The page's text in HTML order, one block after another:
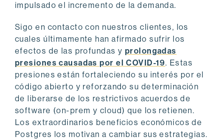
impulsado el incremento de la demanda.
Sigo en contacto con nuestros clientes, los
cuales últimamente han afirmado sufrir los
efectos de las profundas y prolongadas
presiones causadas por el COVID-19. Estas
presiones están fortaleciendo su interés por el
código abierto y reforzando su determinación
de liberarse de los restrictivos acuerdos de
software (on-prem y cloud) que los retienen.
Los extraordinarios beneficios económicos de
Postgres los motivan a cambiar sus estrategias.